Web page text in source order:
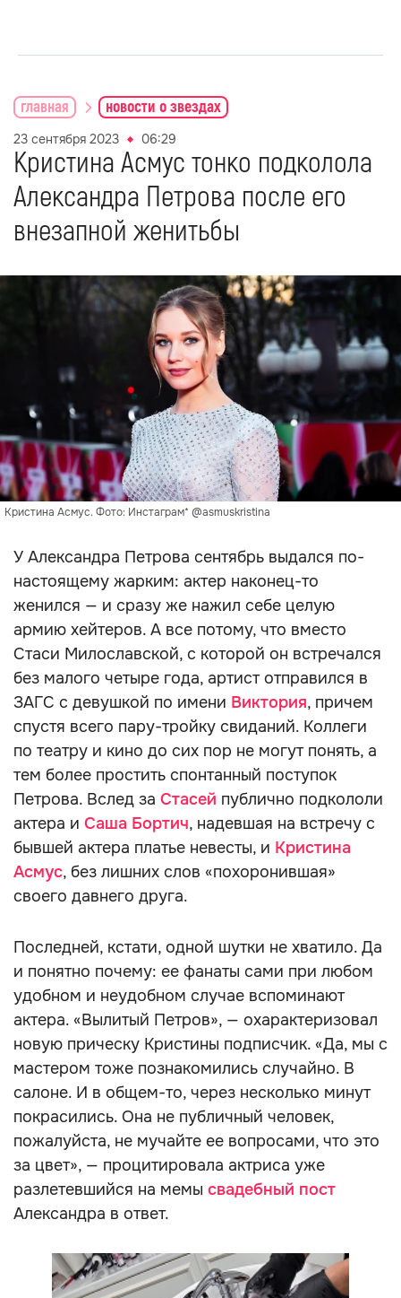
главная новости о звездах
23 сентября 2023 06:29
Кристина Асмус тонко подколола
Александра Петрова после его
внезапной женитьбы
Кристина Асмус. Фото: Инстаграм* @asmuskristina
У Александра Петрова сентябрь выдался по-
настоящему жарким: актер наконец-то
женился — и сразу же нажил себе целую
армию хейтеров. А все потому, что вместо
Стаси Милославской, с которой он встречался
без малого четыре года, артист отправился в
ЗАГС с девушкой по имени Виктория, причем
спустя всего пару-тройку свиданий. Коллеги
по театру и кино до сих пор не могут понять, а
тем более простить спонтанный поступок
Петрова. Вслед за Стасей публично подкололи
актера и Саша Бортич, надевшая на встречу с
бывшей актера платье невесты, и Кристина
Асмус, без лишних слов «похоронившая»
своего давнего друга.
Последней, кстати, одной шутки не хватило. Да
и понятно почему: ее фанаты сами при любом
удобном и неудобном случае вспоминают
актера. «Вылитый Петров», — охарактеризовал
новую прическу Кристины подписчик. «Да, мы с
мастером тоже познакомились случайно. В
салоне. И в общем-то, через несколько минут
покрасились. Она не публичный человек,
пожалуйста, не мучайте ее вопросами, что это
за цвет», — процитировала актриса уже
разлетевшийся на мемы свадебный пост
Александра в ответ.